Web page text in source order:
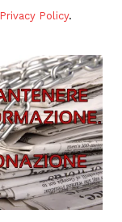
Privacy Policy.